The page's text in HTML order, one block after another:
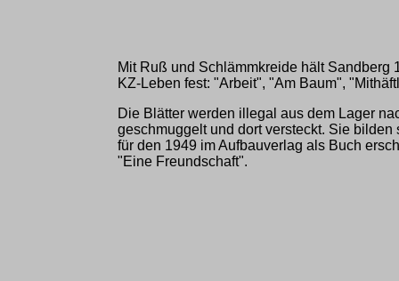
Mit Ruß und Schlämmkreide hält Sandberg
KZ-Leben fest: "Arbeit", "Am Baum",
Die Blätter werden illegal aus dem Lager
geschmuggelt und dort versteckt. Sie bilden
für den 1949 im Aufbauverlag als Buch
"Eine Freundschaft".